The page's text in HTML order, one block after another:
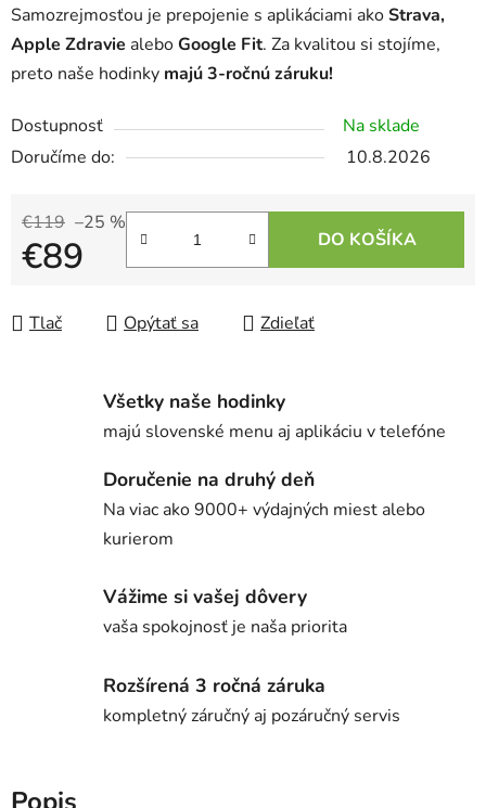
Samozrejmosťou je prepojenie s aplikáciami akoStrava,
Apple Zdravie aleboGoogle Fit. Za kvalitou si stojíme,
preto naše hodinky majú 3-ročnú záruku!
Dostupnosť
Na sklade
10.8.2026
€119 –25 %
€89 DO KOŠÍKA
Tlač Opýtať sa Zdieľať
Všetky naše hodinky
majú slovenské menu aj aplikáciu v telefóne
Doručenie na druhý deň
Na viac ako 9000+ výdajných miest alebo
kurierom
Vážime si vašej dôvery
vaša spokojnosť je naša priorita
Rozšírená 3 ročná záruka
kompletný záručný aj pozáručný servis